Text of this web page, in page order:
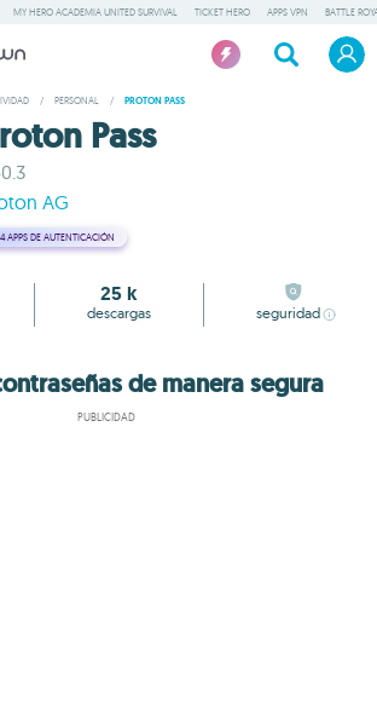
MY HERO ACADEMIA UNITED SURVIVAL TICKET HERO APPS VPN BATTLE
/ PERSONAL / PROTON PASS
Pass
AG
APPS DE AUTENTICACIÓN
25 k
descargas seguridad
de manera segura
PUBLICIDAD